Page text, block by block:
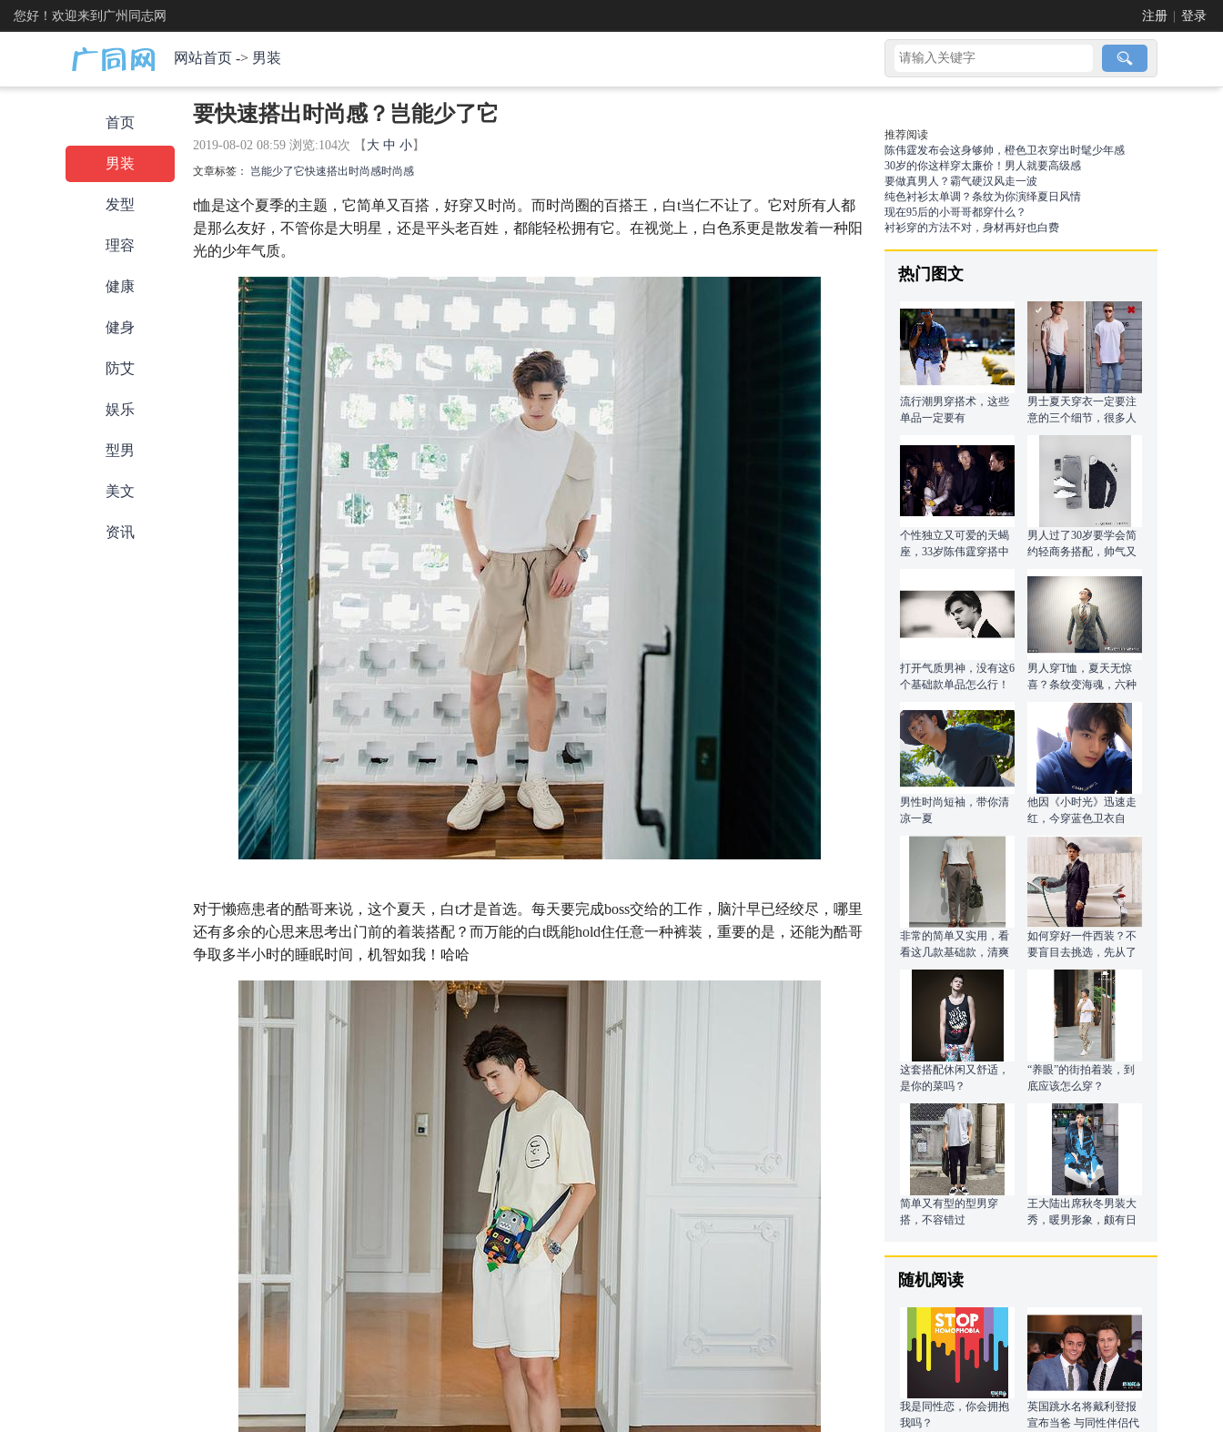
您好！欢迎来到广州同志网 注册 登录
网站首页 -> 男装
首页
男装
发型
理容
健康
健身
防艾
娱乐
型男
美文
资讯
要快速搭出时尚感？岂能少了它
2019-08-02 08:59 浏览:104次 【 大 中 小 】
文章标签： 岂能少了它快速搭出时尚感时尚感
t恤是这个夏季的主题，它简单又百搭，好穿又时尚。而时尚圈的百搭王，白t当仁不让了。它对所有人都
是那么友好，不管你是大明星，还是平头老百姓，都能轻松拥有它。在视觉上，白色系更是散发着一种阳
光的少年气质。
对于懒癌患者的酷哥来说，这个夏天，白t才是首选。每天要完成boss交给的工作，脑汁早已经绞尽，哪里
还有多余的心思来思考出门前的着装搭配？而万能的白t既能hold住任意一种裤装，重要的是，还能为酷哥
争取多半小时的睡眠时间，机智如我！哈哈
推荐阅读
陈伟霆发布会这身够帅，橙色卫衣穿出时髦少年感
30岁的你这样穿太廉价！男人就要高级感
要做真男人？霸气硬汉风走一波
纯色衬衫太单调？条纹为你演绎夏日风情
现在95后的小哥哥都穿什么？
衬衫穿的方法不对，身材再好也白费
热门图文
流行潮男穿搭术，这些
单品一定要有
男士夏天穿衣一定要注
意的三个细节，很多人
都在犯错
个性独立又可爱的天蝎
座，33岁陈伟霆穿搭中
男人过了30岁要学会简
约轻商务搭配，帅气又
打开气质男神，没有这6
个基础款单品怎么行！
男人穿T恤，夏天无惊
喜？条纹变海魂，六种
搭配更显男人味
男性时尚短袖，带你清
凉一夏
他因《小时光》迅速走
红，今穿蓝色卫衣自
拍，照镜子呆萌又可爱
非常的简单又实用，看
看这几款基础款，清爽
自然
如何穿好一件西装？不
要盲目去挑选，先从了
解它开始
这套搭配休闲又舒适，
是你的菜吗？
“养眼”的街拍着装，到
底应该怎么穿？
简单又有型的型男穿
搭，不容错过
王大陆出席秋冬男装大
秀，暖男形象，颇有日
随机阅读
我是同性恋，你会拥抱
我吗？
英国跳水名将戴利登报
宣布当爸 与同性伴侣代